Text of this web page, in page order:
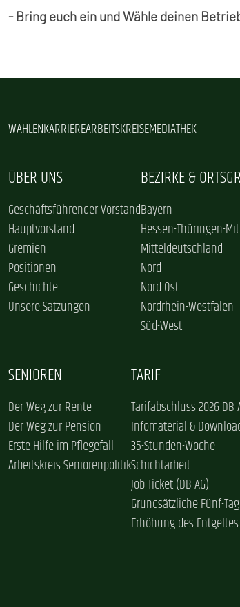
- Bring euch ein und Wähle deinen
WAHLENKARRIEREARBEITSKREISEMEDIATHEK
ÜBER UNS
Geschäftsführender Vorstand
Hauptvorstand
Gremien
Positionen
Geschichte
Unsere Satzungen
BEZIRKE &
Bayern
Hessen-Thüringen-
Mitteldeutschland
Nord
Nord-Ost
Nordrhein-Westfalen
Süd-West
SENIOREN
Der Weg zur Rente
Der Weg zur Pension
Erste Hilfe im Pflegefall
Arbeitskreis Seniorenpolitik
TARIF
Tarifabschluss 2026 DB
Infomaterial &
35-Stunden-Woche
Schichtarbeit
Job-Ticket (DB AG)
Grundsätzliche Fünf-
Erhöhung des